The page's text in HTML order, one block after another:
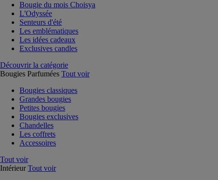
Bougie du mois Choisya
L'Odyssée
Senteurs d'été
Les emblématiques
Les idées cadeaux
Exclusives candles
Découvrir la catégorie
Bougies Parfumées Tout voir
Bougies classiques
Grandes bougies
Petites bougies
Bougies exclusives
Chandelles
Les coffrets
Accessoires
Tout voir
Intérieur Tout voir